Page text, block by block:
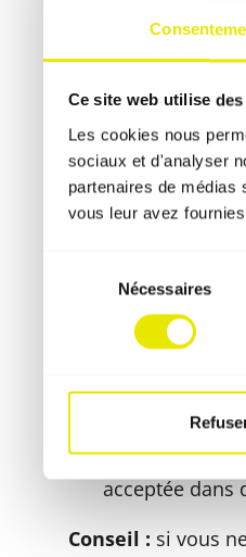
Ce site web utilise
Les cookies nous
sociaux et d'analyser
partenaires de médias
vous leur avez
consentement
Nécessaires
le plus important.
B1 signifie «
à une flamme
B2
Alternatives
En l'absence du
4102-1 B1:
M1 :la norme
acceptée dans
Conseil : si vous